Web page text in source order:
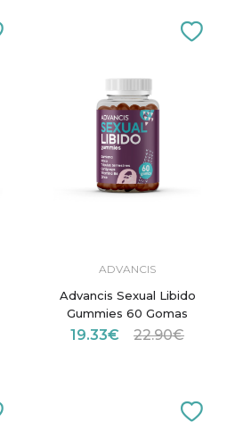
ADVANCIS
Advancis Sexual Libido
Gummies 60 Gomas
19.33€ 22.90€